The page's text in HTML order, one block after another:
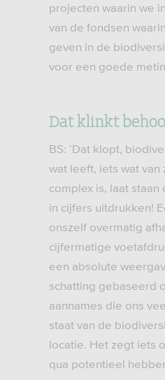
projecten waarin we
van de fondsen
geven in de
voor een goede
Dat klinkt
BS: ‘Dat klopt,
wat leeft, iets wat van
complex is, laat
in cijfers uitdrukken!
onszelf overmatig
cijfermatige
een absolute
schatting gebaseerd
aannames die ons
staat van de
locatie. Het zegt iets
qua potentieel